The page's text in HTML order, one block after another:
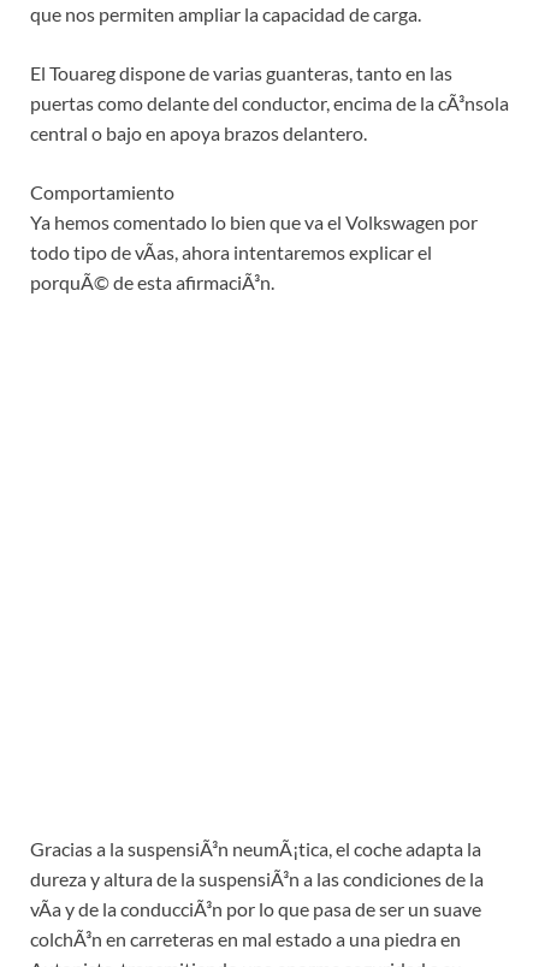
que nos permiten ampliar la capacidad de carga.
El Touareg dispone de varias guanteras, tanto en las
puertas como delante del conductor, encima de la cÃ³nsola
central o bajo en apoya brazos delantero.
Comportamiento
Ya hemos comentado lo bien que va el Volkswagen por
todo tipo de vÃ­as, ahora intentaremos explicar el
porquÃ© de esta afirmaciÃ³n.
Gracias a la suspensiÃ³n neumÃ¡tica, el coche adapta la
dureza y altura de la suspensiÃ³n a las condiciones de la
vÃ­a y de la conducciÃ³n por lo que pasa de ser un suave
colchÃ³n en carreteras en mal estado a una piedra en